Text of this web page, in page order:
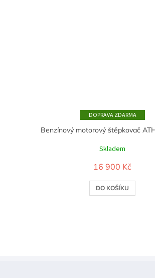
ZDARMA
Benzínový motorový štěpkovač
Skladem
16 900 Kč
DO KOŠÍKU